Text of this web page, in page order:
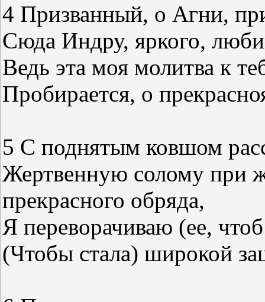
4 Призванный, о Агни,
Сюда Индру, яркого,
Ведь эта моя молитва к
Пробирается, о
5 С поднятым ковшом
Жертвенную солому при
прекрасного обряда,
Я переворачиваю (ее,
(Чтобы стала) широкой